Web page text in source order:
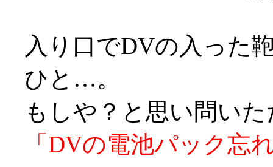
入り口でDVの入った
ひと…。
もしや？と思い問い
「DVの電池パック忘